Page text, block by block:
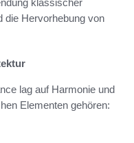
die Hervorhebung von
lag auf Harmonie und
Elementen gehören: